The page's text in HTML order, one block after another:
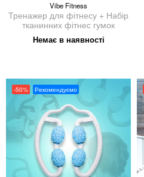
Vibe Fitness
Тренажер для фітнесу + Набір
тканинних фітнес гумок
Немає в наявності
-50% Рекомендуємо